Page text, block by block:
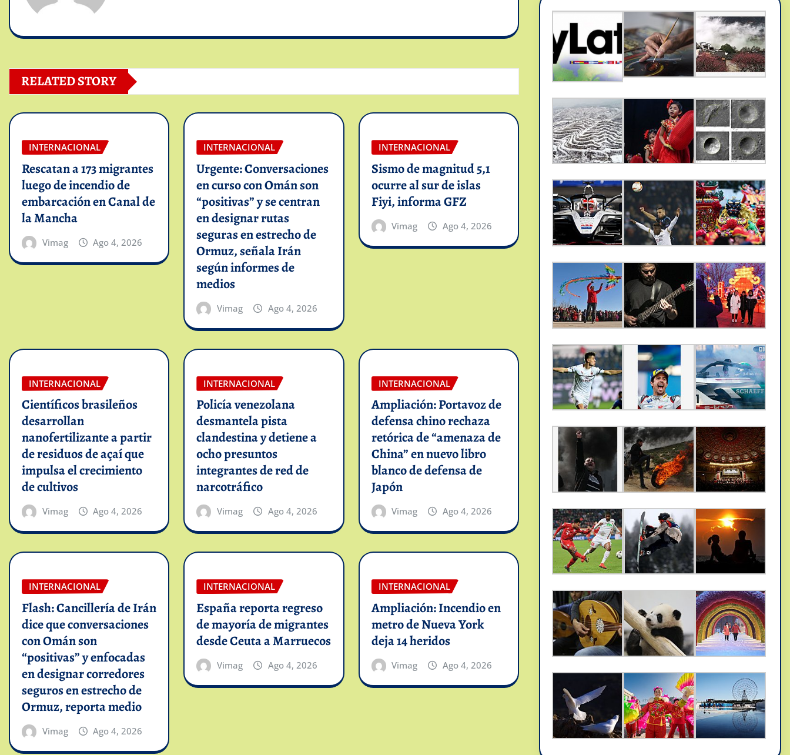
RELATED STORY
INTERNACIONAL
Rescatan a 173 migrantes
luego de incendio de
embarcación en Canal de
la Mancha
Vimag Ago 4, 2026
INTERNACIONAL
Urgente: Conversaciones
en curso con Omán son
“positivas” y se centran
en designar rutas
seguras en estrecho de
Ormuz, señala Irán
según informes de
medios
Vimag Ago 4, 2026
INTERNACIONAL
Sismo de magnitud 5,1
ocurre al sur de islas
Fiyi, informa GFZ
Vimag Ago 4, 2026
INTERNACIONAL
Científicos brasileños
desarrollan
nanofertilizante a partir
de residuos de açaí que
impulsa el crecimiento
de cultivos
Vimag Ago 4, 2026
INTERNACIONAL
Policía venezolana
desmantela pista
clandestina y detiene a
ocho presuntos
integrantes de red de
narcotráfico
Vimag Ago 4, 2026
INTERNACIONAL
Ampliación: Portavoz de
defensa chino rechaza
retórica de “amenaza de
China” en nuevo libro
blanco de defensa de
Japón
Vimag Ago 4, 2026
INTERNACIONAL
Flash: Cancillería de Irán
dice que conversaciones
con Omán son
“positivas” y enfocadas
en designar corredores
seguros en estrecho de
Ormuz, reporta medio
Vimag Ago 4, 2026
INTERNACIONAL
España reporta regreso
de mayoría de migrantes
desde Ceuta a Marruecos
Vimag Ago 4, 2026
INTERNACIONAL
Ampliación: Incendio en
metro de Nueva York
deja 14 heridos
Vimag Ago 4, 2026